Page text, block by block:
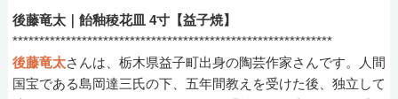
後藤竜太｜飴釉稜花皿 4寸【益子焼】
************************************************************
後藤竜太さんは、栃木県益子町出身の陶芸作家さんです。人間
国宝である島岡達三氏の下、五年間教えを受けた後、独立して